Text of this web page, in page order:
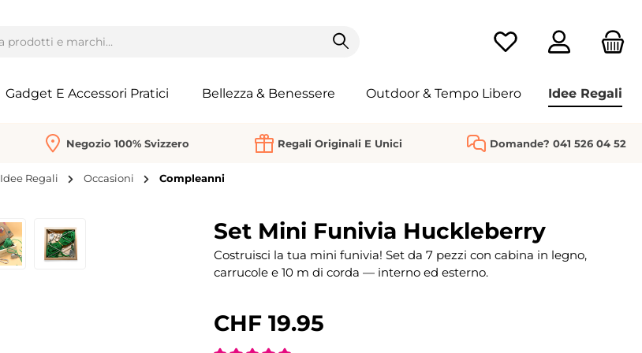
Hai 0 articoli nella
Gadget E Accessori Pratici Bellezza & Benessere Outdoor & Tempo Libero Idee Regali
Negozio 100% Svizzero Regali Originali E Unici Domande? 041 526 04 52
Idee Regali Occasioni Compleanni
Set Mini Funivia Huckleberry
Costruisci la tua mini funivia! Set da 7 pezzi con cabina in legno,
carrucole e 10 m di corda — interno ed esterno.
CHF 19.95